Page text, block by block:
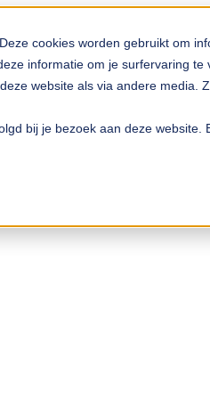
cookies worden gebruikt om
informatie om je surfervaring
website als via andere media.
bij je bezoek aan deze